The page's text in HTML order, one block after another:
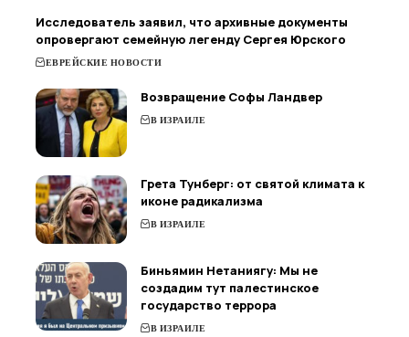
Исследователь заявил, что архивные документы
опровергают семейную легенду Сергея Юрского
ЕВРЕЙСКИЕ НОВОСТИ
Возвращение Софы Ландвер
В ИЗРАИЛЕ
Грета Тунберг: от святой климата к
иконе радикализма
В ИЗРАИЛЕ
Биньямин Нетаниягу: Мы не
создадим тут палестинское
государство террора
В ИЗРАИЛЕ